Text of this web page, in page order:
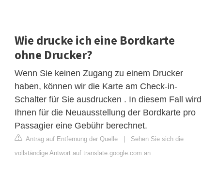
Wie drucke ich eine Bordkarte
ohne Drucker?
Wenn Sie keinen Zugang zu einem Drucker
haben, können wir die Karte am Check-in-
Schalter für Sie ausdrucken . In diesem Fall wird
Ihnen für die Neuausstellung der Bordkarte pro
Passagier eine Gebühr berechnet.
Antrag auf Entfernung der Quelle | Sehen Sie sich die
vollständige Antwort auf translate.google.com an